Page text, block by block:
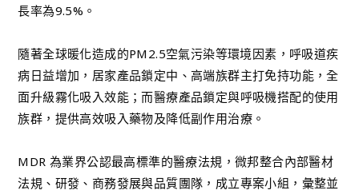
長率為9.5%。
隨著全球暖化造成的PM2.5空氣污染等環境因素，呼吸道疾
病日益增加，居家產品鎖定中、高端族群主打免持功能，全
面升級霧化吸入效能；而醫療產品鎖定與呼吸機搭配的使用
族群，提供高效吸入藥物及降低副作用治療。
MDR 為業界公認最高標準的醫療法規，微邦整合內部醫材
法規、研發、商務發展與品質團隊，成立專案小組，彙整並